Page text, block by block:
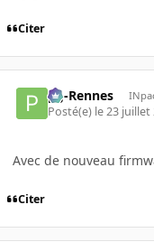
Citer
pg-Rennes
Posté(e) le 23 juillet
Avec de nouveau
Citer